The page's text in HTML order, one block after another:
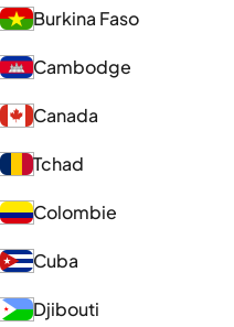
Burkina Faso
Cambodge
Canada
Tchad
Colombie
Cuba
Djibouti